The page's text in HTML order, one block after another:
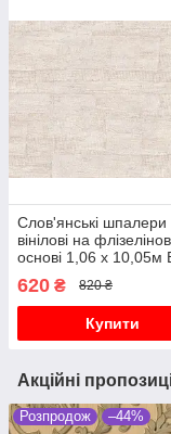
Слов'янські шпалери
вінілові на
основі 1,06 х 10,05м
620 ₴ 820 ₴
Купити
Акційні
Розпродож –44%